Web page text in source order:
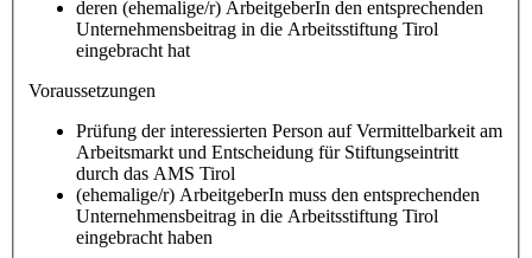
deren (ehemalige/r) ArbeitgeberIn den entsprechenden
Unternehmensbeitrag in die Arbeitsstiftung Tirol
eingebracht hat
Voraussetzungen
Prüfung der interessierten Person auf Vermittelbarkeit am
Arbeitsmarkt und Entscheidung für Stiftungseintritt
durch das AMS Tirol
(ehemalige/r) ArbeitgeberIn muss den entsprechenden
Unternehmensbeitrag in die Arbeitsstiftung Tirol
eingebracht haben